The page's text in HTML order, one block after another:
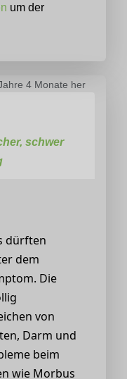
um der
4 Monate her
schwer
dürften
dem
Die
von
Darm und
beim
wie Morbus